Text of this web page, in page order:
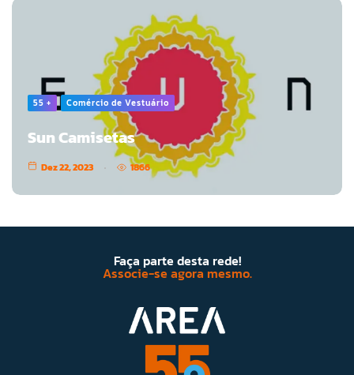
55 + Comércio de Vestuário
Sun Camisetas
Dez 22, 2023 1866
Faça parte desta rede!
Associe-se agora mesmo.